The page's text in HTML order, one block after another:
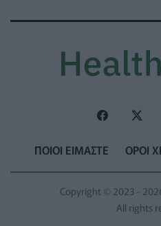
ΠΟΙΟΙ ΕΙΜΑΣΤΕ ΟΡΟΙ
Copyright © 2023 -
All rights